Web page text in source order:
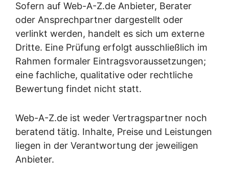
Sofern auf Web-A-Z.de Anbieter, Berater
oder Ansprechpartner dargestellt oder
verlinkt werden, handelt es sich um externe
Dritte. Eine Prüfung erfolgt ausschließlich im
Rahmen formaler Eintragsvoraussetzungen;
eine fachliche, qualitative oder rechtliche
Bewertung findet nicht statt.
Web-A-Z.de ist weder Vertragspartner noch
beratend tätig. Inhalte, Preise und Leistungen
liegen in der Verantwortung der jeweiligen
Anbieter.